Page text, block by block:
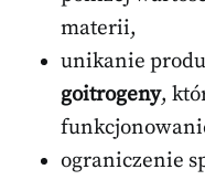
materii,
unikanie
goitrogeny,
ograniczenie